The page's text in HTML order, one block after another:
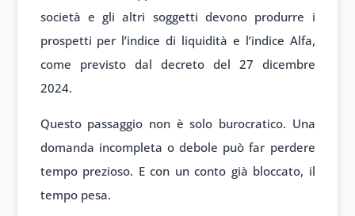
società e gli altri soggetti devono produrre i
prospetti per l’indice di liquidità e l’indice Alfa,
come previsto dal decreto del 27 dicembre
2024.
Questo passaggio non è solo burocratico. Una
domanda incompleta o debole può far perdere
tempo prezioso. E con un conto già bloccato, il
tempo pesa.